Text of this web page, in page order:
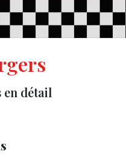
en détail